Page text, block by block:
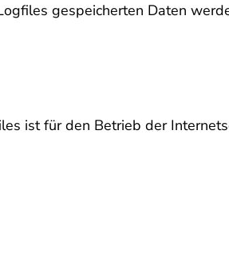
gespeicherten Daten
ist für den Betrieb der